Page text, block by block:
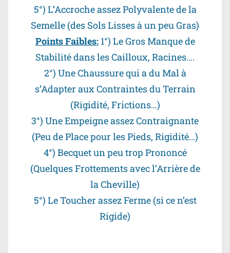
5°) L’Accroche assez Polyvalente de la
Semelle (des Sols Lisses à un peu Gras)
Points Faibles:1°) Le Gros Manque de
Stabilité dans les Cailloux, Racines….
2°) Une Chaussure qui a du Mal à
s’Adapter aux Contraintes du Terrain
(Rigidité, Frictions…)
3°) Une Empeigne assez Contraignante
(Peu de Place pour les Pieds, Rigidité…)
4°) Becquet un peu trop Prononcé
(Quelques Frottements avec l’Arrière de
la Cheville)
5°) Le Toucher assez Ferme (si ce n’est
Rigide)